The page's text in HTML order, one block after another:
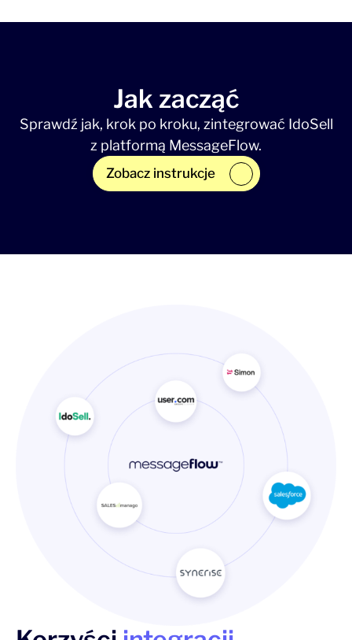
Jak zacząć
Sprawdź jak, krok po kroku, zintegrować IdoSell
z platformą MessageFlow.
Zobacz instrukcje